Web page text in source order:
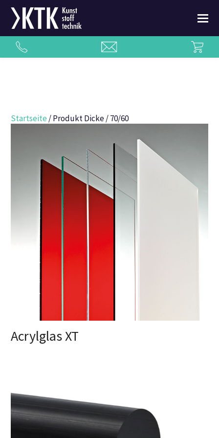
Startseite / Produkt Dicke / 70/60
Acrylglas XT